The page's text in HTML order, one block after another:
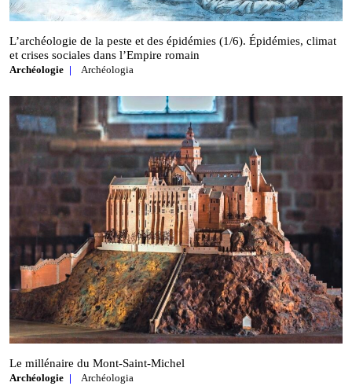
L’archéologie de la peste et des épidémies (1/6). Épidémies, climat
et crises sociales dans l’Empire romain
Archéologie Archéologia
Le millénaire du Mont‑Saint‑Michel
Archéologie Archéologia